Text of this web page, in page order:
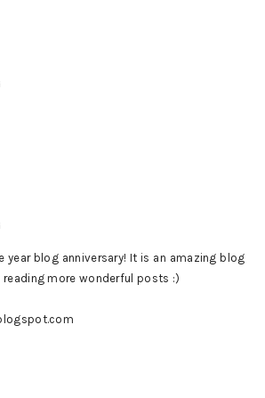
year blog anniversary! It is an amazing blog
more wonderful posts :)